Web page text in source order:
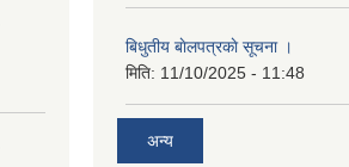
बिधुतीय बाेलपत्रकाे सूचना ।
मिति: 11/10/2025 - 11:48
अन्य